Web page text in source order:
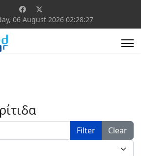
06 August 2026 02:28:27
Filter
Clear